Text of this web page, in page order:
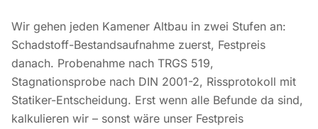
Wir gehen jeden Kamener Altbau in zwei Stufen an:
Schadstoff-Bestandsaufnahme zuerst, Festpreis
danach. Probenahme nach TRGS 519,
Stagnationsprobe nach DIN 2001-2, Rissprotokoll mit
Statiker-Entscheidung. Erst wenn alle Befunde da sind,
kalkulieren wir – sonst wäre unser Festpreis